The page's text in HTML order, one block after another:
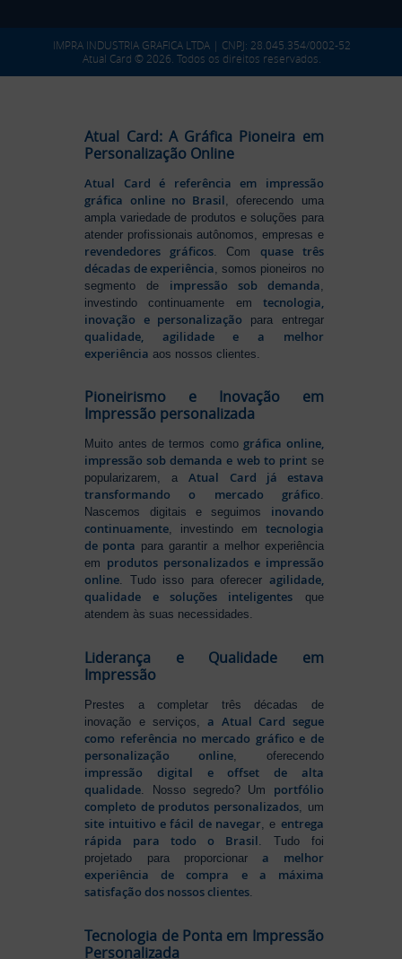
IMPRA INDUSTRIA GRAFICA LTDA | CNPJ: 28.045.354/0002-52
Atual Card © 2026. Todos os direitos reservados.
Atual Card: A Gráfica Pioneira em
Personalização Online
Atual Card é referência em impressão
gráfica online no Brasil , oferecendo uma
ampla variedade de produtos e soluções para
atender profissionais autônomos, empresas e
revendedores gráficos. Comquase três
décadas de experiência , somos pioneiros no
segmento de impressão sob demanda
investindo continuamente em tecnologia,
inovação e personalização para entregar
qualidade, agilidade e a melhor
experiência aos nossos clientes.
Pioneirismo e Inovação em
Impressão personalizada
Muito antes de termos como gráfica online,
impressão sob demanda e web to printse
popularizarem, aAtual Card já estava
transformando o mercado gráfico.
Nascemos digitais e seguimos inovando
continuamente, investindo em tecnologia
de ponta para garantir a melhor experiência
em produtos personalizados e impressão
online. Tudo isso para oferecer agilidade,
qualidade e soluções inteligentes que
atendem às suas necessidades.
Liderança e Qualidade em
Impressão
Prestes a completar três décadas de
inovação e serviços,a Atual Card segue
como referência no mercado gráfico e de
personalização online, oferecendo
impressão digital e offset de alta
qualidade . Nosso segredo? Um portfólio
completo de produtos personalizados , um
site intuitivo e fácil de navegar , e entrega
rápida para todo o Brasil . Tudo foi
projetado para proporcionara melhor
experiência de compra e a máxima
satisfação dos nossos clientes
Tecnologia de Ponta em Impressão
Personalizada